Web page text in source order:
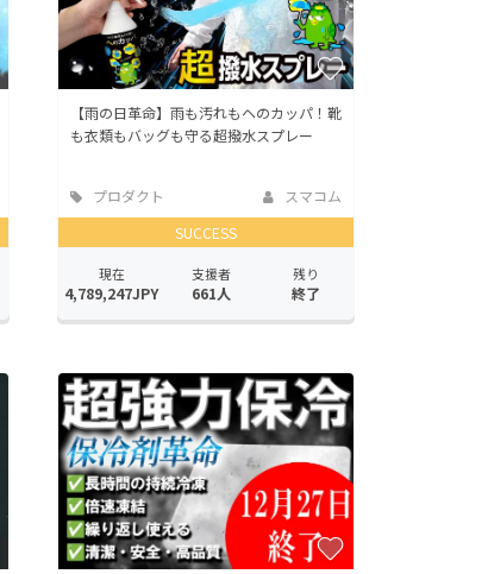
【雨の日革命】雨も汚れもヘのカッパ！靴
も衣類もバッグも守る超撥水スプレー
プロダクト
スマコム
SUCCESS
現在
4,789,247JPY
支援者
661人
残り
終了